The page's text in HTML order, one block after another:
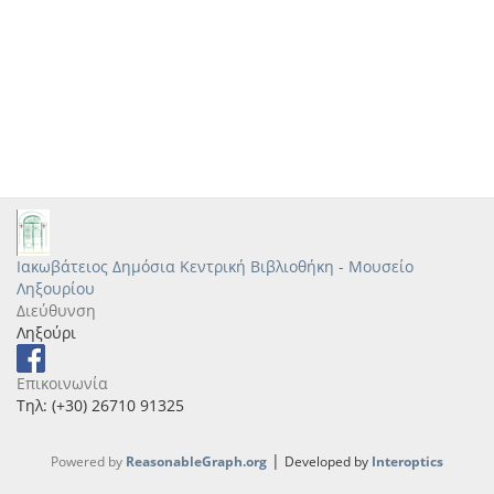
Ιακωβάτειος Δημόσια Κεντρική Βιβλιοθήκη - Μουσείο
Ληξουρίου
Διεύθυνση
Ληξούρι
Επικοινωνία
Τηλ: (+30) 26710 91325
Powered by ReasonableGraph.org | Developed by Interoptics